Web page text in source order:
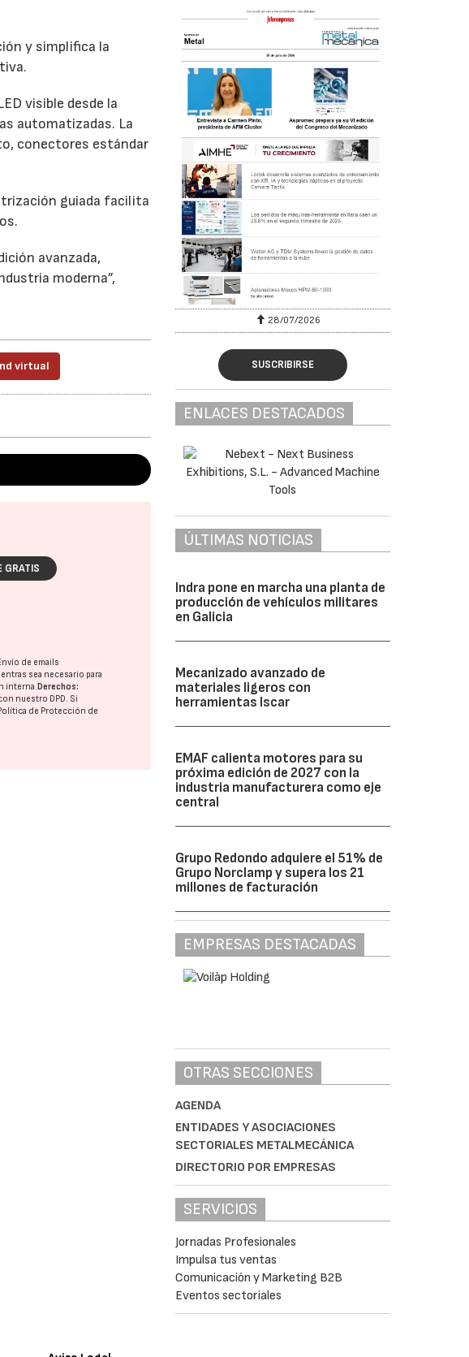
y simplifica la
visible desde la
automatizadas. La
conectores estándar
guiada facilita
avanzada,
moderna”,
virtual
GRATIS
de emails
sea necesario para
interna.Derechos:
nuestro DPD. Si
de Protección de
28/07/2026
SUSCRIBIRSE
ENLACES DESTACADOS
ÚLTIMAS NOTICIAS
Indra pone en marcha una planta de
producción de vehículos militares
en Galicia
Mecanizado avanzado de
materiales ligeros con
herramientas Iscar
EMAF calienta motores para su
próxima edición de 2027 con la
industria manufacturera como eje
central
Grupo Redondo adquiere el 51% de
Grupo Norclamp y supera los 21
millones de facturación
EMPRESAS DESTACADAS
OTRAS SECCIONES
AGENDA
ENTIDADES Y ASOCIACIONES
SECTORIALES METALMECÁNICA
DIRECTORIO POR EMPRESAS
SERVICIOS
Jornadas Profesionales
Impulsa tus ventas
Comunicación y Marketing B2B
Eventos sectoriales